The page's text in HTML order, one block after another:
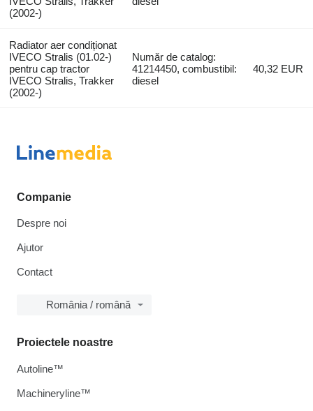
(2002-)
Radiator aer condiționat
IVECO Stralis (01.02-)
pentru cap tractor
IVECO Stralis, Trakker
(2002-)
Număr de catalog:
41214450, combustibil:
diesel
40,32 EUR
Companie
Despre noi
Ajutor
Contact
România / română
Proiectele noastre
Autoline™
Machineryline™